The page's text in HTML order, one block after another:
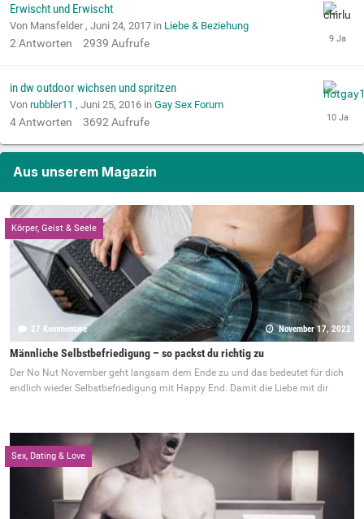
Erwischt und Erwischt
Von Mansfelder , Juni 24, 2017 in Liebe & Beziehung
2 Antworten 2939 Aufrufe
in dw outdoor wichsen und spritzen
Von rubbler11 , Juni 25, 2016 in Gay Sex Forum
4Antworten 3692 Aufrufe
Aus unserem Magazin
Körper, Geist & Seele
27 Kommentare November 17, 2022
Männliche Selbstbefriedigung – so packst du richtig zu
Der No Nut November geht langsam dem Ende zu und das bedeutet für dich
endlich wieder Selbstbefriedigung mit Happy End. Damit die Liebe mit dir
Sex, Dating & Love